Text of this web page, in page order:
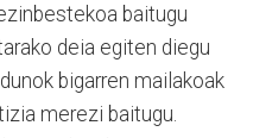
baitugu
deia egiten diegu
bigarren mailakoak
merezi baitugu.